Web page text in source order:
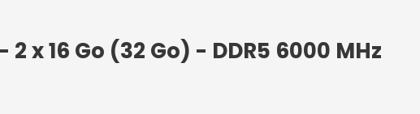
x 16 Go (32 Go) - DDR5 6000 MHz